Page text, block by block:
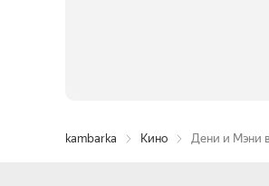
kambarka Кино Дени и Мэни